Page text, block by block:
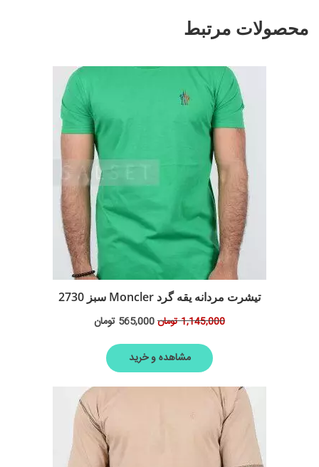
محصولات مرتبط
تیشرت مردانه یقه گرد Moncler سبز 2730
1,145,000تومان565,000 تومان
مشاهده و خرید